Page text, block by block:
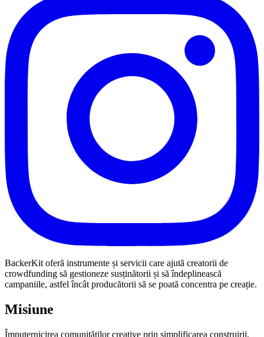
BackerKit oferă instrumente și servicii care ajută creatorii de
crowdfunding să gestioneze susținătorii și să îndeplinească
campaniile, astfel încât producătorii să se poată concentra pe creație.
Misiune
Împuternicirea comunităților creative prin simplificarea construirii,